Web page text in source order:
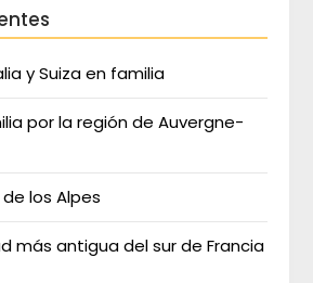
y Suiza en familia
por la región de Auvergne-
los Alpes
más antigua del sur de Francia